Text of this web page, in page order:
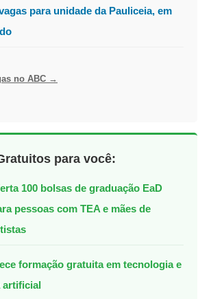
para unidade da Pauliceia, em
no ABC →
para você:
100 bolsas de graduação EaD
pessoas com TEA e mães de
formação gratuita em tecnologia e
artificial